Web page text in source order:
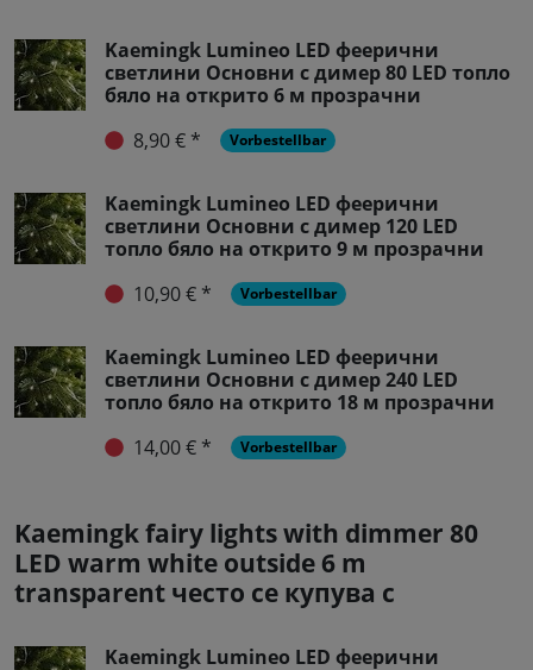
Kaemingk Lumineo LED феерични
светлини Основни с димер 80 LED топло
бяло на открито 6 м прозрачни
8,90 € *
Vorbestellbar
Kaemingk Lumineo LED феерични
светлини Основни с димер 120 LED
топло бяло на открито 9 м прозрачни
10,90 € *
Vorbestellbar
Kaemingk Lumineo LED феерични
светлини Основни с димер 240 LED
топло бяло на открито 18 м прозрачни
14,00 € *
Vorbestellbar
Kaemingk fairy lights with dimmer 80
LED warm white outside 6 m
transparent често се купува с
Kaemingk Lumineo LED феерични